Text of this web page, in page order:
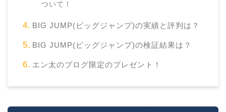
ついて！
BIG JUMP(ビッグジャンプ)の実績と評判は？
BIG JUMP(ビッグジャンプ)の検証結果は？
エン太のブログ限定のプレゼント！